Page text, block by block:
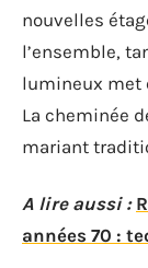
nouvelles
l’ensemble,
lumineux met
La cheminée
mariant
A lire aussi :
années 70 :